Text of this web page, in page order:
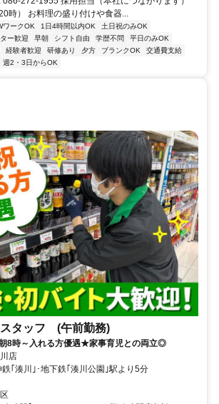
時） お料理の盛り付けや食器...
ワークOK 1日4時間以内OK
土日祝のみOK
ー歓迎 早朝 シフト自由 学歴不問
平日のみOK
経験者歓迎 研修あり 夕方 ブランクOK
交通費支給
週2・3日からOK
タッフ (午前勤務)
8時～入れる方優遇★家事育児との両立◎
店
｢湊川｣･地下鉄｢湊川公園｣駅より5分